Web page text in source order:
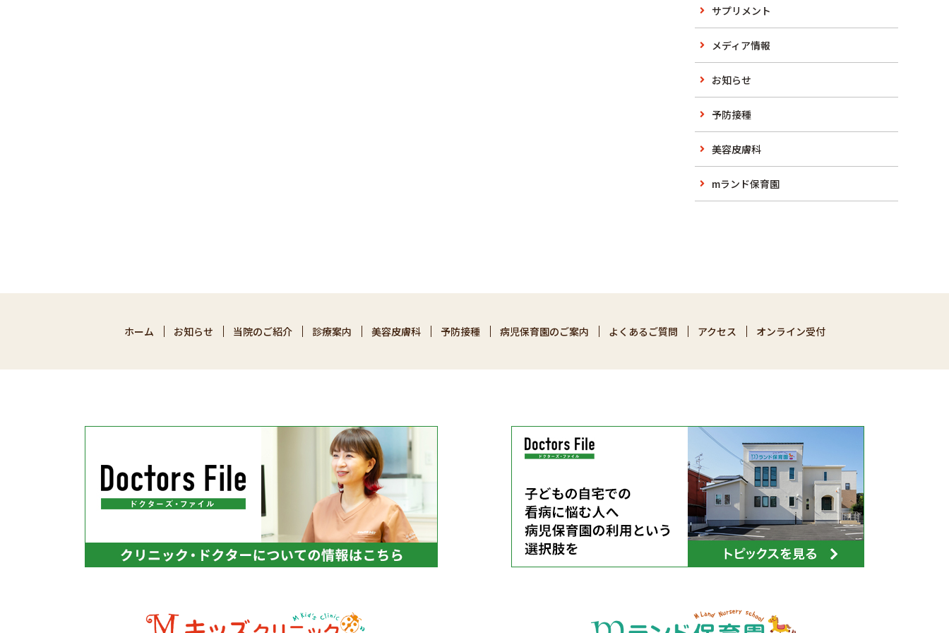
サプリメント
メディア情報
お知らせ
予防接種
美容皮膚科
mランド保育園
ホーム お知らせ 当院のご紹介 診療案内 美容皮膚科 予防接種 病児保育園のご案内 よくあるご質問 アクセス オンライン受付